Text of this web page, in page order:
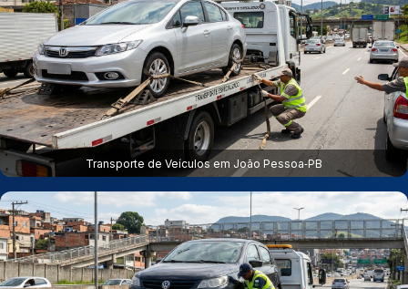
Transporte de Veículos em João Pessoa‑PB